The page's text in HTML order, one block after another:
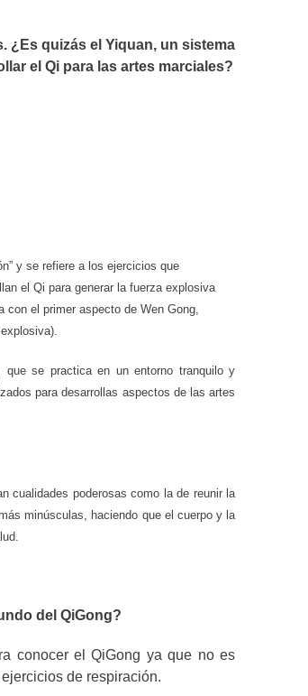
¿Es quizás el Yiquan, un sistema
el Qi para las artes marciales?
y se refiere a los ejercicios que
el Qi para generar la fuerza explosiva
el primer aspecto de Wen Gong,
se practica en un entorno tranquilo y
para desarrollas aspectos de las artes
cualidades poderosas como la de reunir la
minúsculas, haciendo que el cuerpo y la
del QiGong?
conocer el QiGong ya que no es
de respiración.